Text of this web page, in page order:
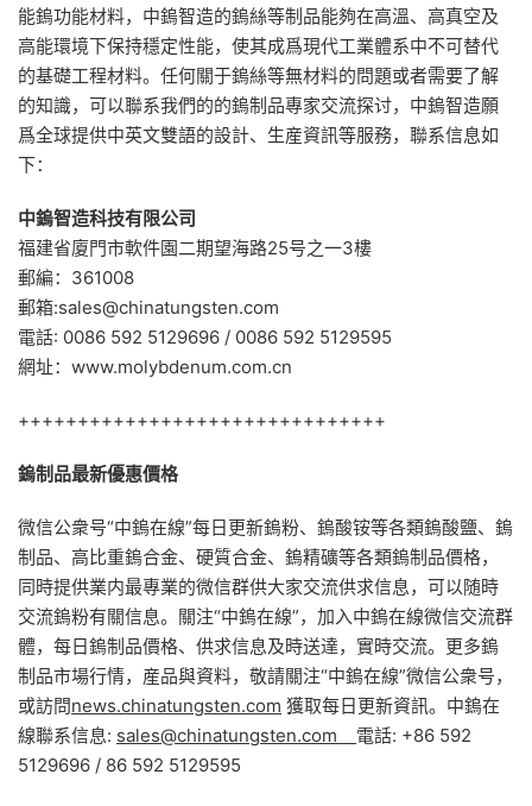
能鎢功能材料，中鎢智造的鎢絲等制品能夠在高溫、高真空及
高能環境下保持穩定性能，使其成爲現代工業體系中不可替代
的基礎工程材料。任何關于鎢絲等無材料的問題或者需要了解
的知識，可以聯系我們的的鎢制品專家交流探讨，中鎢智造願
爲全球提供中英文雙語的設計、生産資訊等服務，聯系信息如
下：
中鎢智造科技有限公司
福建省廈門市軟件園二期望海路25号之一3樓
郵編：361008
郵箱:sales@chinatungsten.com
電話: 0086 592 5129696 / 0086 592 5129595
網址：www.molybdenum.com.cn
+++++++++++++++++++++++++++++++
鎢制品最新優惠價格
微信公衆号“中鎢在線”每日更新鎢粉、鎢酸铵等各類鎢酸鹽、鎢
制品、高比重鎢合金、硬質合金、鎢精礦等各類鎢制品價格，
同時提供業内最專業的微信群供大家交流供求信息，可以随時
交流鎢粉有關信息。關注“中鎢在線”，加入中鎢在線微信交流群
體，每日鎢制品價格、供求信息及時送達，實時交流。更多鎢
制品市場行情，産品與資料，敬請關注“中鎢在線”微信公衆号，
或訪問news.chinatungsten.com 獲取每日更新資訊。中鎢在
線聯系信息: sales@chinatungsten.com 電話: +86 592
5129696 / 86 592 5129595